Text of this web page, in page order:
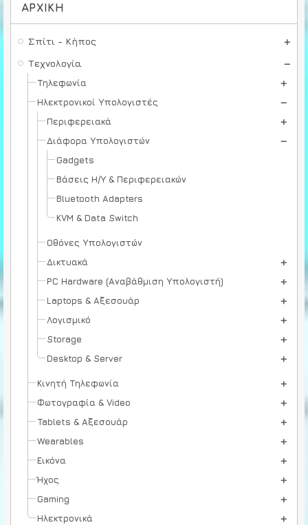
ΑΡΧΙΚΉ
Σπίτι - Κήπος
Τεχνολογία
Τηλεφωνία
Ηλεκτρονικοί Υπολογιστές
Περιφερειακά
Διάφορα Υπολογιστών
Gadgets
Βάσεις Η/Υ & Περιφερειακών
Bluetooth Adapters
KVM & Data Switch
Οθόνες Υπολογιστών
Δικτυακά
PC Hardware (Αναβάθμιση Υπολογιστή)
Laptops & Αξεσουάρ
Λογισμικό
Storage
Desktop & Server
Κινητή Τηλεφωνία
Φωτογραφία & Video
Tablets & Αξεσουάρ
Wearables
Εικόνα
Ήχος
Gaming
Ηλεκτρονικά